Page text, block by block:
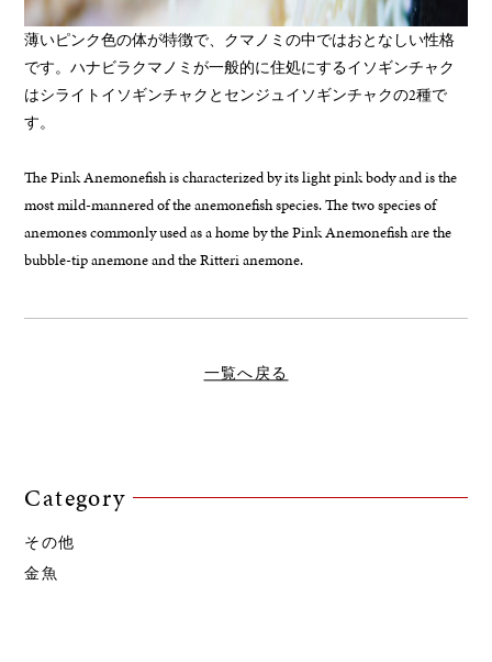
薄いピンク色の体が特徴で、クマノミの中ではおとなしい性格
です。ハナビラクマノミが一般的に住処にするイソギンチャク
はシライトイソギンチャクとセンジュイソギンチャクの2種で
す。
The Pink Anemonefish is characterized by its light pink body and is the
most mild-mannered of the anemonefish species. The two species of
anemones commonly used as a home by the Pink Anemonefish are the
bubble-tip anemone and the Ritteri anemone.
一覧へ戻る
Category
その他
金魚